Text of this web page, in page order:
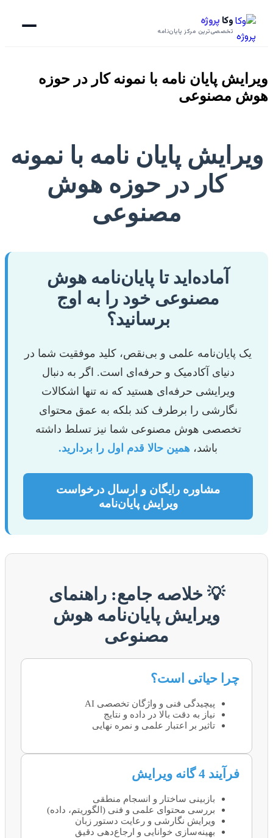
وکا پروژه
تخصصی‌ترین مرکز پایان‌نامه
ویرایش پایان نامه با نمونه کار در حوزه
هوش مصنوعی
ویرایش پایان نامه با نمونه
کار در حوزه هوش
مصنوعی
آماده‌اید تا پایان‌نامه هوش
مصنوعی خود را به اوج
برسانید؟
یک پایان‌نامه علمی و بی‌نقص، کلید موفقیت شما در
دنیای آکادمیک و حرفه‌ای است. اگر به دنبال
ویرایشی حرفه‌ای هستید که نه تنها اشکالات
نگارشی را برطرف کند بلکه به عمق محتوای
تخصصی هوش مصنوعی شما نیز تسلط داشته
باشد، همین حالا قدم اول را بردارید.
مشاوره رایگان و ارسال درخواست
ویرایش پایان‌نامه
💡 خلاصه جامع: راهنمای
ویرایش پایان‌نامه هوش
مصنوعی
چرا حیاتی است؟
پیچیدگی فنی و واژگان تخصصی AI
نیاز به دقت بالا در داده و نتایج
تاثیر بر اعتبار علمی و نمره نهایی
فرآیند 4 گانه ویرایش
بازبینی ساختار و انسجام منطقی
بررسی محتوای علمی و فنی (الگوریتم، داده)
ویرایش نگارشی و رعایت دستور زبان
بهینه‌سازی خوانایی و ارجاع‌دهی دقیق